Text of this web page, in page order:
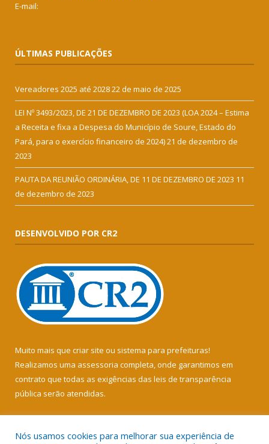
E-mail:
ÚLTIMAS PUBLICAÇÕES
Vereadores 2025 até 202822 de maio de 2025
LEI Nº 3493/2023, DE 21 DE DEZEMBRO DE 2023 (LOA 2024 – Estima
a Receita e fixa a Despesa do Município de Soure, Estado do
Pará, para o exercício financeiro de 2024)21 de dezembro de
2023
PAUTA DA REUNIÃO ORDINÁRIA, DE 11 DE DEZEMBRO DE 2023 11
de dezembro de 2023
DESENVOLVIDO POR CR2
Muito mais que criar site ou sistema para prefeituras!
Realizamos uma assessoria completa, onde garantimos em
contrato que todas as exigências das leis de transparência
pública serão atendidas.
Nós usamos cookies para melhorar sua experiência de